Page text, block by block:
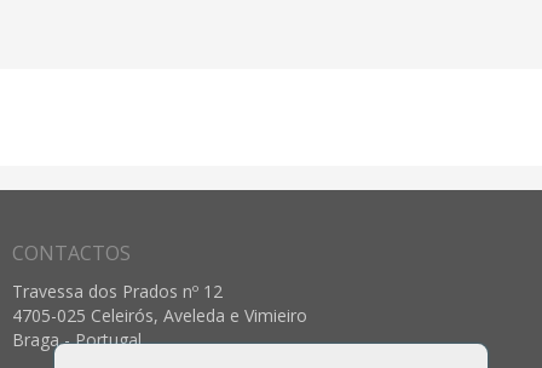
CONTACTOS
Travessa dos Prados nº 12
4705-025 Celeirós, Aveleda e Vimieiro
Braga - Portugal